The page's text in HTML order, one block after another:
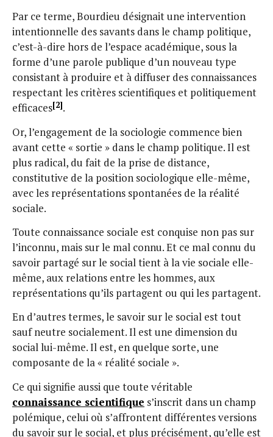
Par ce terme, Bourdieu désignait une intervention
intentionnelle des savants dans le champ politique,
c’est-à-dire hors de l’espace académique, sous la
forme d’une parole publique d’un nouveau type
consistant à produire et à diffuser des connaissances
respectant les critères scientifiques et politiquement
efficaces[2].
Or, l’engagement de la sociologie commence bien
avant cette « sortie » dans le champ politique. Il est
plus radical, du fait de la prise de distance,
constitutive de la position sociologique elle-même,
avec les représentations spontanées de la réalité
sociale.
Toute connaissance sociale est conquise non pas sur
l’inconnu, mais sur le mal connu. Et ce mal connu du
savoir partagé sur le social tient à la vie sociale elle-
même, aux relations entre les hommes, aux
représentations qu’ils partagent ou qui les partagent.
En d’autres termes, le savoir sur le social est tout
sauf neutre socialement. Il est une dimension du
social lui-même. Il est, en quelque sorte, une
composante de la « réalité sociale ».
Ce qui signifie aussi que toute véritable
connaissance scientifique s’inscrit dans un champ
polémique, celui où s’affrontent différentes versions
du savoir sur le social, et plus précisément, qu’elle est